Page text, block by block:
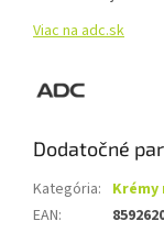
Viac na adc.sk
Dodatočné
Kategória: Krémy
EAN: